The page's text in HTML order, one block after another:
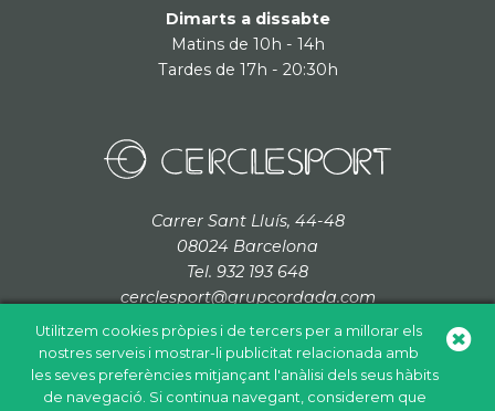
Utilitzem cookies pròpies i de tercers per a millorar els
nostres serveis i mostrar-li publicitat relacionada amb
les seves preferències mitjançant l'anàlisi dels seus hàbits
de navegació. Si continua navegant, considerem que
Dimarts a dissabte
Matins de 10h - 14h
Tardes de 17h - 20:30h
Carrer Sant Lluís, 44-48
08024 Barcelona
Tel. 932 193 648
cerclesport@grupcordada.com
Política de cookies Política de privacitat Avís legal